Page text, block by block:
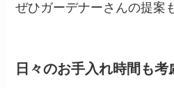
ぜひガーデナーさんの提案
日々のお手入れ時間も考